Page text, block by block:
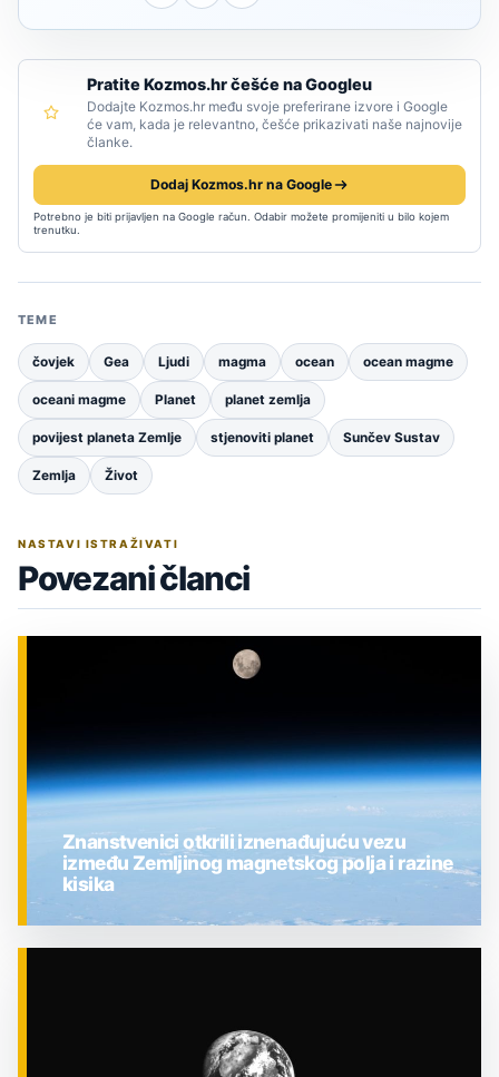
Pratite Kozmos.hr češće na Googleu
Dodajte Kozmos.hr među svoje preferirane izvore i Google
će vam, kada je relevantno, češće prikazivati naše najnovije
članke.
Dodaj Kozmos.hr na Google
Potrebno je biti prijavljen na Google račun. Odabir možete promijeniti u bilo kojem
trenutku.
TEME
čovjek Gea Ljudi magma ocean ocean magme
oceani magme Planet planet zemlja
povijest planeta Zemlje stjenoviti planet Sunčev Sustav
Zemlja Život
NASTAVI ISTRAŽIVATI
Povezani članci
Znanstvenici otkrili iznenađujuću vezu
između Zemljinog magnetskog polja i razine
kisika